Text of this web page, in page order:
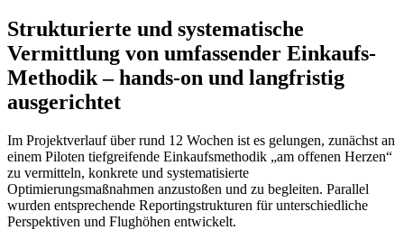
Strukturierte und systematische
Vermittlung von umfassender Einkaufs-
Methodik – hands-on und langfristig
ausgerichtet
Im Projektverlauf über rund 12 Wochen ist es gelungen, zunächst an
einem Piloten tiefgreifende Einkaufsmethodik „am offenen Herzen“
zu vermitteln, konkrete und systematisierte
Optimierungsmaßnahmen anzustoßen und zu begleiten. Parallel
wurden entsprechende Reportingstrukturen für unterschiedliche
Perspektiven und Flughöhen entwickelt.